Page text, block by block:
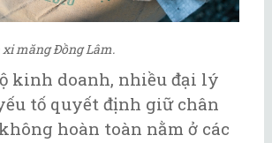
măng Đồng Lâm.
kinh doanh, nhiều đại lý
tố quyết định giữ chân
hoàn toàn nằm ở các